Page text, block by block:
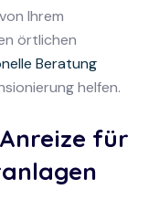
Ihrem
örtlichen
Beratung
helfen.
für